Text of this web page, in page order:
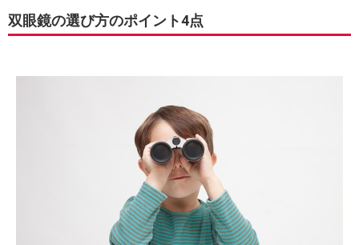
双眼鏡の選び方のポイント4点